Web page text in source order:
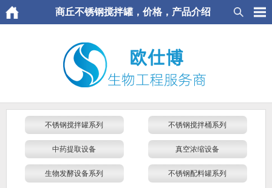
商丘不锈钢搅拌罐，价格，产品介绍
不锈钢搅拌罐系列 不锈钢搅拌桶系列
中药提取设备 真空浓缩设备
生物发酵设备系列 不锈钢配料罐系列